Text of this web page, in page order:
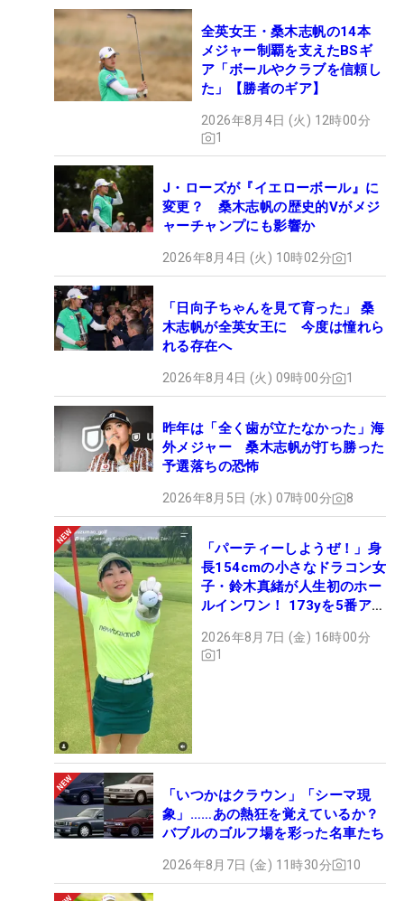
全英女王・桑木志帆の14本
メジャー制覇を支えたBSギ
ア「ボールやクラブを信頼し
た」【勝者のギア】
2026年8月4日 (火) 12時00分
1
J・ローズが『イエローボール』に
変更？ 桑木志帆の歴史的Vがメジ
ャーチャンプにも影響か
2026年8月4日 (火) 10時02分 1
「日向子ちゃんを見て育った」 桑
木志帆が全英女王に 今度は憧れら
れる存在へ
2026年8月4日 (火) 09時00分 1
昨年は「全く歯が立たなかった」海
外メジャー 桑木志帆が打ち勝った
予選落ちの恐怖
2026年8月5日 (水) 07時00分 8
「パーティーしようぜ！」身
長154cmの小さなドラコン女
子・鈴木真緒が人生初のホー
ルインワン！ 173yを5番アイ
2026年8月7日 (金) 16時00分
1
「いつかはクラウン」「シーマ現
象」……あの熱狂を覚えているか？
バブルのゴルフ場を彩った名車たち
2026年8月7日 (金) 11時30分 10